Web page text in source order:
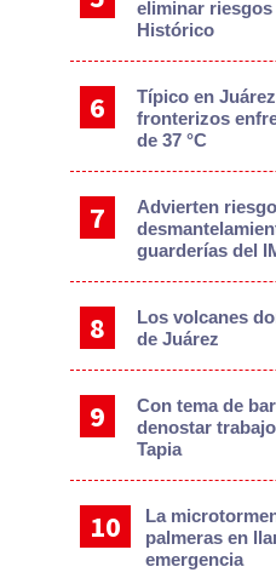
eliminar
Histórico
Típico en
fronterizos
de 37 °C
Advierten
guarderías del
Los volcanes
de Juárez
Con tema de
denostar
Tapia
La
palmeras en
emergencia